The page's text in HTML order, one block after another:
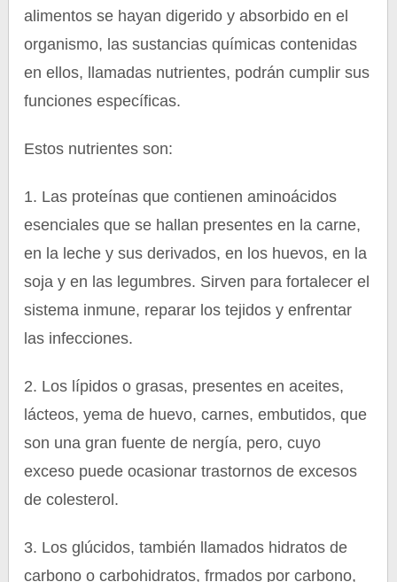
alimentos se hayan digerido y absorbido en el
organismo, las sustancias químicas contenidas
en ellos, llamadas nutrientes, podrán cumplir sus
funciones específicas.
Estos nutrientes son:
1. Las proteínas que contienen aminoácidos
esenciales que se hallan presentes en la carne,
en la leche y sus derivados, en los huevos, en la
soja y en las legumbres. Sirven para fortalecer el
sistema inmune, reparar los tejidos y enfrentar
las infecciones.
2. Los lípidos o grasas, presentes en aceites,
lácteos, yema de huevo, carnes, embutidos, que
son una gran fuente de nergía, pero, cuyo
exceso puede ocasionar trastornos de excesos
de colesterol.
3. Los glúcidos, también llamados hidratos de
carbono o carbohidratos, frmados por carbono,